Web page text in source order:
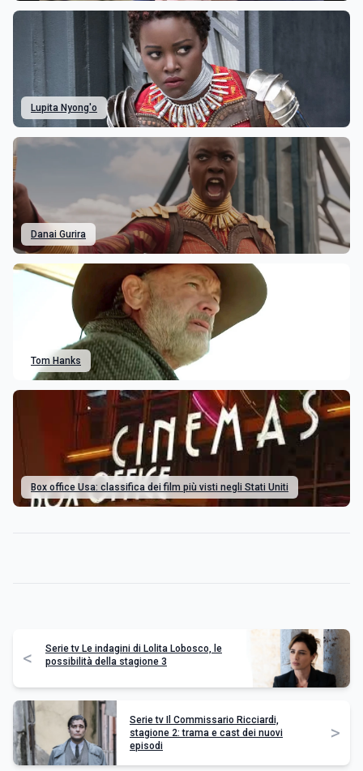
Lupita Nyong'o
Danai Gurira
Tom Hanks
Box office Usa: classifica dei film più visti negli Stati Uniti
<
Serie tv Le indagini di Lolita Lobosco, le
possibilità della stagione 3
Serie tv Il Commissario Ricciardi,
stagione 2: trama e cast dei nuovi
episodi
>